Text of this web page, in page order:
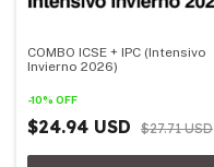
COMBO ICSE + IPC (Intensivo
Invierno 2026)
-10% OFF
$24.94 USD $27.71 USD